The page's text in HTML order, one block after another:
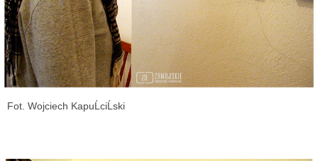
Fot. Wojciech KapuĹciĹski